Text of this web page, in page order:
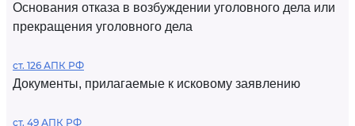
Основания отказа в возбуждении уголовного дела или
прекращения уголовного дела
ст. 126 АПК РФ
Документы, прилагаемые к исковому заявлению
ст. 49 АПК РФ